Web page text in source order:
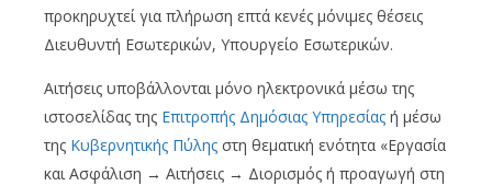
προκηρυχτεί για πλήρωση επτά κενές μόνιμες θέσεις
Διευθυντή Εσωτερικών, Υπουργείο Εσωτερικών.
Αιτήσεις υποβάλλονται μόνο ηλεκτρονικά μέσω της
ιστοσελίδας της Επιτροπής Δημόσιας Υπηρεσίας ή μέσω
της Κυβερνητικής Πύλης στη θεματική ενότητα «Εργασία
και Ασφάλιση → Αιτήσεις → Διορισμός ή προαγωγή στη